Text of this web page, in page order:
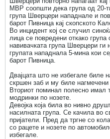
МВР соопшти дека група од 20-
група Шверцери нападнале и
барот Пивница кај скопското
Во инцидент кој се случил
лица се повредени откако
навивачката група Шверцери
групата нападнала 5-мина кои
барот Пивница.
Двајцата што не избегале биле
скршен заб и му биле
Вториот поминал полесно имал
модринки по нозете.
Девојка која била во нивно
насилната група. Се качила во
пријатели. Пред да тргне со
со рацете и нозете по
избегале.